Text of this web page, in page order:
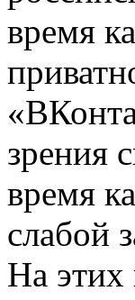
время
зрения
время
слабой
На этих